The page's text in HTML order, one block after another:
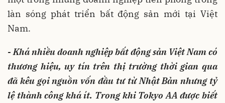
làn sóng phát triển bất động sản mới tại Việt
Nam.
- Khá nhiều doanh nghiệp bất động sản Việt Nam có
thương hiệu, uy tín trên thị trườngthời gian qua
đã kêu gọi nguồn vốn đầu tư từ Nhật Bản nhưng tỷ
lệ thành côngkhá ít. Trong khi Tokyo AA được biết